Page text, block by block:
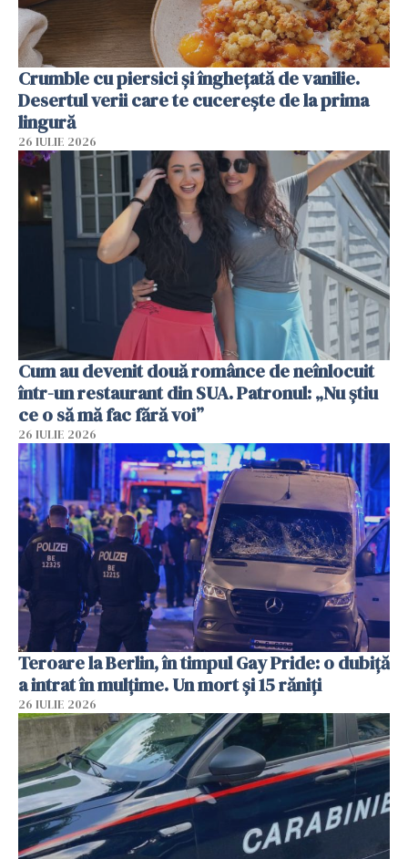
Crumble cu piersici și înghețată de vanilie.
Desertul verii care te cucerește de la prima
lingură
26 IULIE 2026
Cum au devenit două românce de neînlocuit
într-un restaurant din SUA. Patronul: „Nu știu
ce o să mă fac fără voi”
26 IULIE 2026
Teroare la Berlin, în timpul Gay Pride: o dubiță
a intrat în mulțime. Un mort și 15 răniți
26 IULIE 2026